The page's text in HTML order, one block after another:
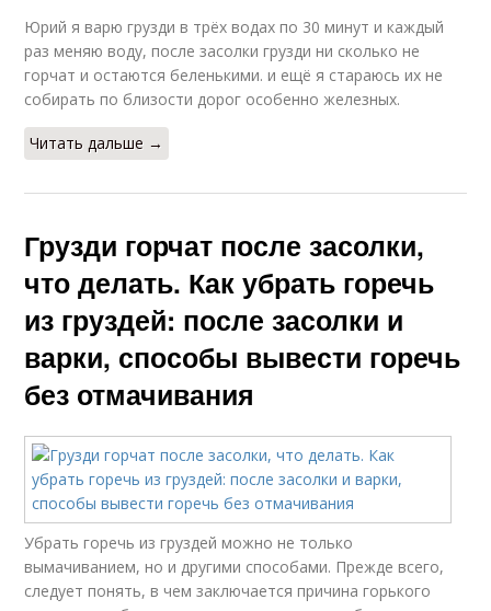
Юрий я варю грузди в трёх водах по 30 минут и каждый
раз меняю воду, после засолки грузди ни сколько не
горчат и остаются беленькими. и ещё я стараюсь их не
собирать по близости дорог особенно железных.
Читать дальше →
Грузди горчат после засолки,
что делать. Как убрать горечь
из груздей: после засолки и
варки, способы вывести горечь
без отмачивания
Убрать горечь из груздей можно не только
вымачиванием, но и другими способами. Прежде всего,
следует понять, в чем заключается причина горького